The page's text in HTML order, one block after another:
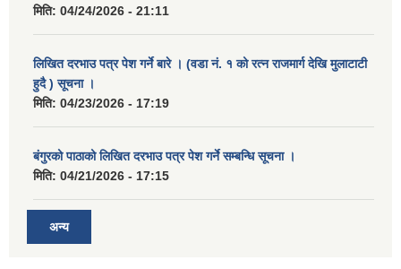
मिति: 04/24/2026 - 21:11
लिखित दरभाउ पत्र पेश गर्ने बारे । (वडा नं. १ को रत्न राजमार्ग देखि मुलाटाटी
हुदै ) सूचना ।
मिति: 04/23/2026 - 17:19
बंगुरको पाठाको लिखित दरभाउ पत्र पेश गर्ने सम्बन्धि सूचना ।
मिति: 04/21/2026 - 17:15
अन्य